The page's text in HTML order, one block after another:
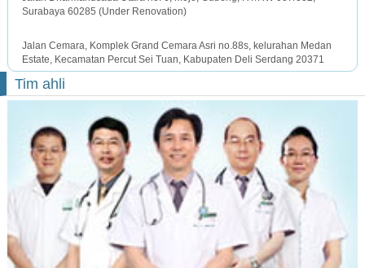
Surabaya 60285 (Under Renovation)
Jalan Cemara, Komplek Grand Cemara Asri no.88s, kelurahan Medan
Estate, Kecamatan Percut Sei Tuan, Kabupaten Deli Serdang 20371
Tim ahli